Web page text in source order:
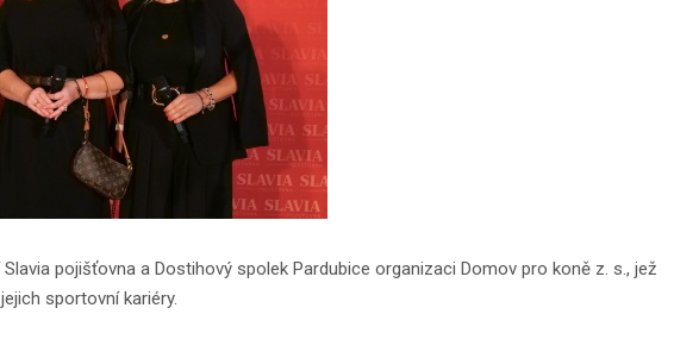
pojišťovna a Dostihový spolek Pardubice organizaci Domov pro koně z. s., jež
sportovní kariéry.